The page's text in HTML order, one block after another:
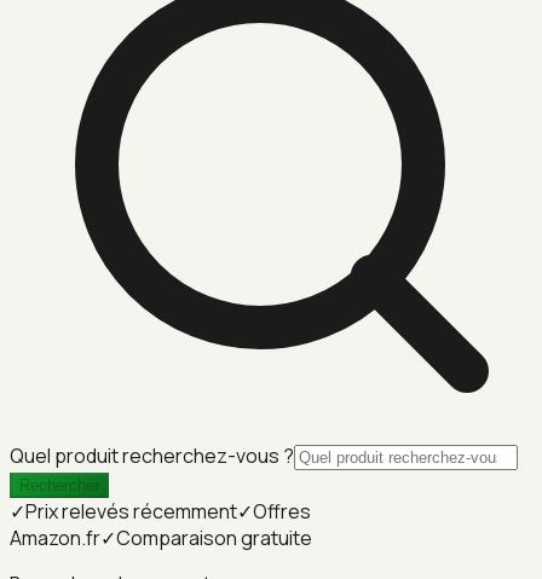
Quel produit recherchez-vous ?
Rechercher
✓Prix relevés récemment✓Offres
Amazon.fr✓Comparaison gratuite